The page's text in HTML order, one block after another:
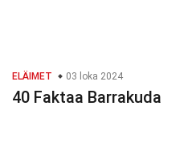
ELÄIMET 03 loka 2024
40 Faktaa Barrakuda